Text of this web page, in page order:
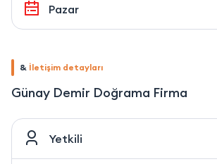
Pazar
& İletişim detayları
Günay Demir Doğrama Firma
Yetkili